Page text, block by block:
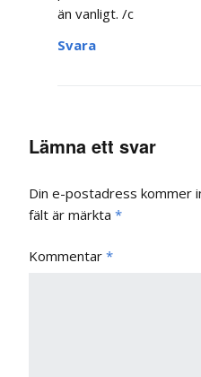
än vanligt. /c
Svara
Lämna ett svar
Din e-postadress kommer
fält är märkta *
Kommentar *